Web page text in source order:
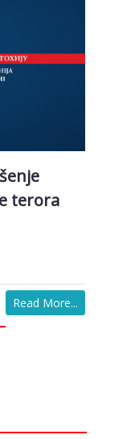
terora
Read More...